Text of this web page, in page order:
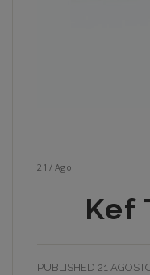
21 / Ago
Kef
PUBLISHED 21